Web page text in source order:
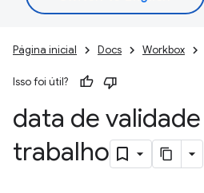
Página inicial Docs Workbox
Isso foi útil?
data de
trabalho